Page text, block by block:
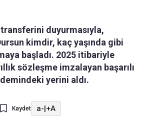
duyurmasıyla,
kimdir, kaç yaşında gibi
başladı. 2025 itibariyle
sözleşme imzalayan başarılı
yerini aldı.
Kaydet a-|+A